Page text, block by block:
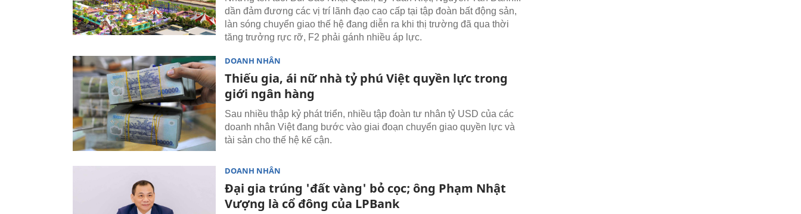
dần đảm đương các vị trí lãnh đạo cao cấp tại tập đoàn bất động sản,
làn sóng chuyển giao thế hệ đang diễn ra khi thị trường đã qua thời
tăng trưởng rực rỡ, F2 phải gánh nhiều áp lực.
DOANH NHÂN
Thiếu gia, ái nữ nhà tỷ phú Việt quyền lực trong
giới ngân hàng
Sau nhiều thập kỷ phát triển, nhiều tập đoàn tư nhân tỷ USD của các
doanh nhân Việt đang bước vào giai đoạn chuyển giao quyền lực và
tài sản cho thế hệ kế cận.
DOANH NHÂN
Đại gia trúng 'đất vàng' bỏ cọc; ông Phạm Nhật
Vượng là cổ đông của LPBank